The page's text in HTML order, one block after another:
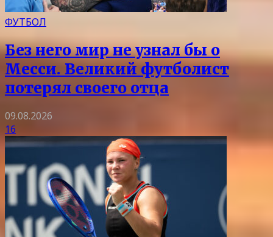
ФУТБОЛ
Без него мир не узнал бы о
Месси. Великий футболист
потерял своего отца
09.08.2026
16